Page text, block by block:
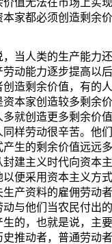
本家都必须创造剩余
，当人类的生产能力
劳动能力逐步提高以
创造剩余价值，有的
资本家创造较多剩余
多就创造更多剩余价
同样劳动很辛苦。他
产生的剩余价值远远
封建主义时代向资本
以便采用资本主义方
生产资料的雇佣劳动
动与他们当农民付出
生的，也就是说，主
史推动者，普通劳动